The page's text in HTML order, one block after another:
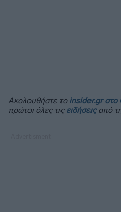
Ακολουθήστε το insider.gr στο
πρώτοι όλες τις ειδήσειςαπό